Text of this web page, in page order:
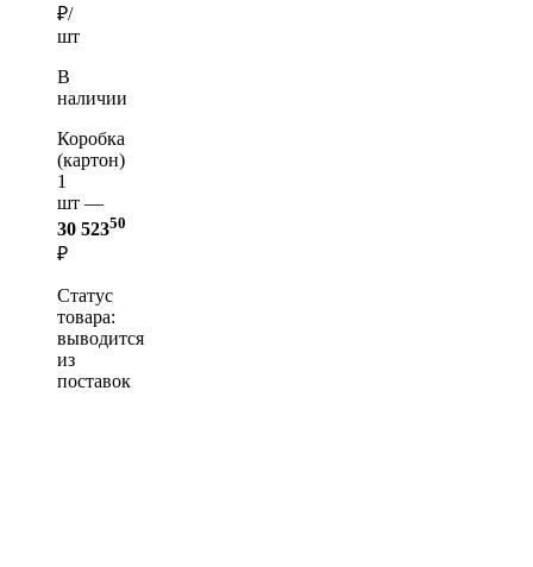
₽/
шт
В
наличии
Коробка
(картон)
1
шт —
30 52350
₽
Статус
товара:
выводится
из
поставок